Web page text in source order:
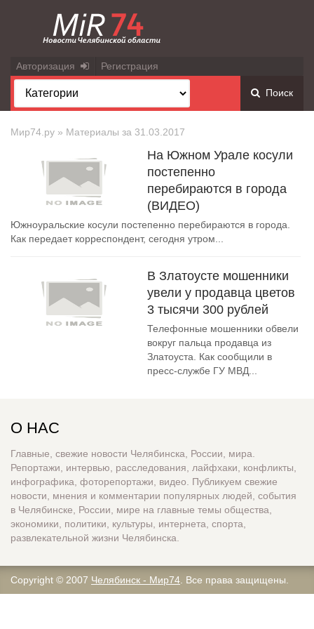
Авторизация Регистрация
Поиск
Мир74.ру » Материалы за 31.03.2017
На Южном Урале косули
постепенно
перебираются в города
(ВИДЕО)
Южноуральские косули постепенно перебираются в города.
Как передает корреспондент, сегодня утром...
В Златоусте мошенники
увели у продавца цветов
3 тысячи 300 рублей
Телефонные мошенники обвели
вокруг пальца продавца из
Златоуста. Как сообщили в
пресс-службе ГУ МВД...
О НАС
Главные, свежие новости Челябинска, России, мира.
Репортажи, интервью, расследования, лайфхаки, конфликты,
инфографика, фоторепортажи, видео. Публикуем свежие
новости, мнения и комментарии популярных людей, события
в Челябинске, России, мире на главные темы общества,
экономики, политики, культуры, интернета, спорта,
развлекательной жизни Челябинска.
Copyright © 2007 Челябинск - Мир74 . Все права защищены.